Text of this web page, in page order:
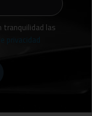
tranquilidad las
privacidad